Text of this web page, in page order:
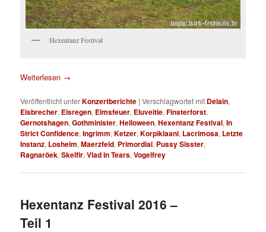
Hexentanz Festival
Weiterlesen →
Veröffentlicht unterKonzertberichte |Verschlagwortet mit Delain,
Eisbrecher, Eisregen, Elmsfeuer, Eluveitie,Finsterforst,
Gernotshagen,Gothminister,Helloween,Hexentanz Festival,In
Strict Confidence,Ingrimm,Ketzer,Korpiklaani, Lacrimosa, Letzte
Instanz, Losheim,Maerzfeld, Primordial, Pussy Sisster,
Ragnaröek,Skelfir,Vlad In Tears,Vogelfrey
Hexentanz Festival 2016 –
Teil 1